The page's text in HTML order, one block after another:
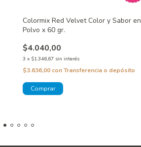
Colormix Red Velvet Color y Sabor en
Polvo x 60 gr.
$4.040,00
3 x $1.346,67 sin interés
$3.636,00 conTransferencia o depósito